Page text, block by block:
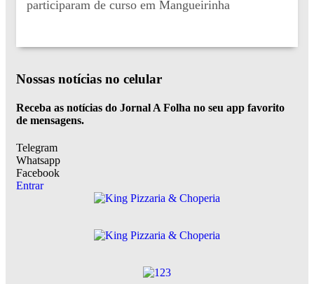
participaram de curso em Mangueirinha
Nossas notícias no celular
Receba as notícias do Jornal A Folha no seu app favorito
de mensagens.
Telegram
Whatsapp
Facebook
Entrar